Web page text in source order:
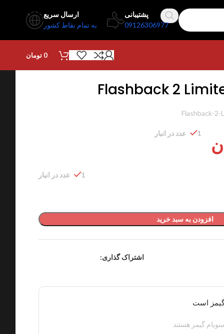
پشتیبانی
09126306977
ارسال سریع
به تمام نقاط کشور
0 تومان
Flashback 2
Flashback-
1 عدد در انبار
1 عدد در انبار
افزودن به سبد خرید
اشتراک گذاری:
است
گیمز هستند